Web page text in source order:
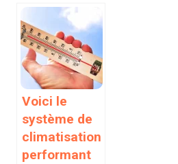
Voici le
système de
climatisation
performant